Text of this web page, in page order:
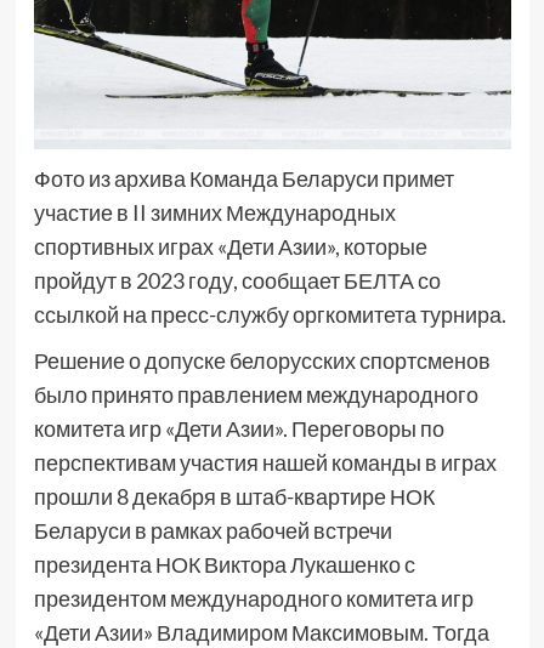
Фото из архива Команда Беларуси примет
участие в II зимних Международных
спортивных играх «Дети Азии», которые
пройдут в 2023 году, сообщает БЕЛТА со
ссылкой на пресс-службу оргкомитета турнира.
Решение о допуске белорусских спортсменов
было принято правлением международного
комитета игр «Дети Азии». Переговоры по
перспективам участия нашей команды в играх
прошли 8 декабря в штаб-квартире НОК
Беларуси в рамках рабочей встречи
президента НОК Виктора Лукашенко с
президентом международного комитета игр
«Дети Азии» Владимиром Максимовым. Тогда